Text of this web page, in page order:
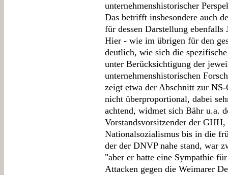
unternehmenshistorischer
Das betrifft insbesondere auch
für dessen Darstellung
Hier - wie im übrigen für den
deutlich, wie sich die
unter Berücksichtigung der
unternehmenshistorischen
zeigt etwa der Abschnitt zur
nicht überproportional, dabei
achtend, widmet sich Bähr u.a.
Vorstandsvorsitzender der
Nationalsozialismus bis in die
der der DNVP nahe stand, war
"aber er hatte eine Sympathie
Attacken gegen die Weimarer